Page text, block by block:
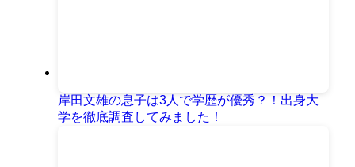
岸田文雄の息子は3人で学歴が優秀？！出身大
学を徹底調査してみました！